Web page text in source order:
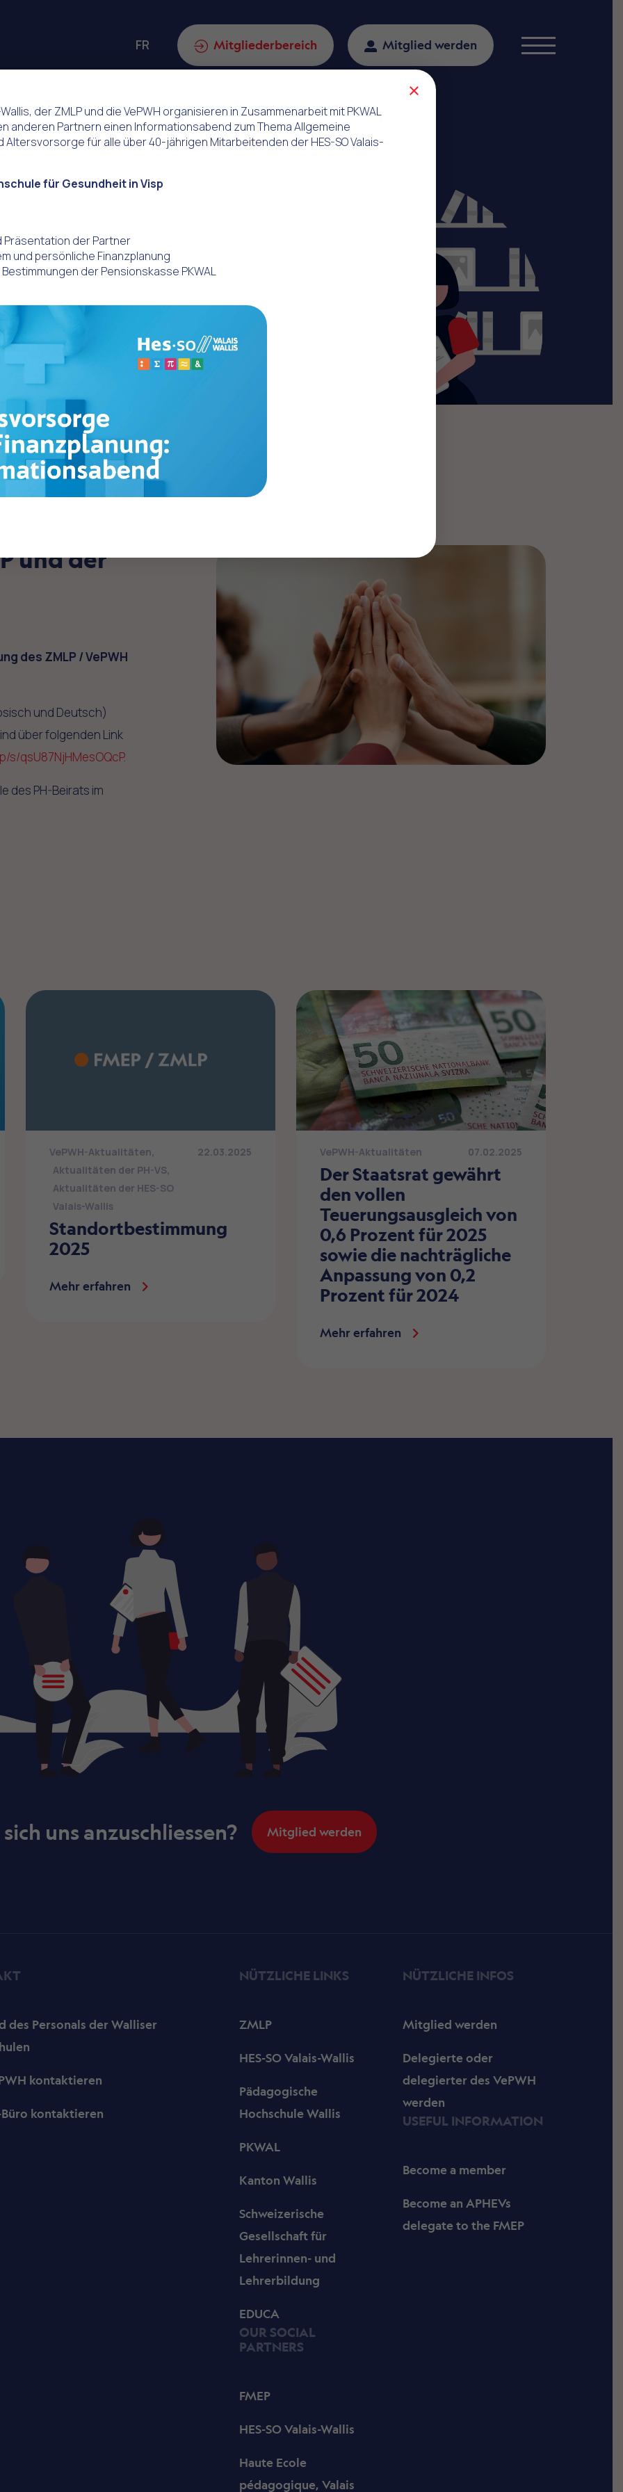
FR Mitgliederbereich Mitglied werden
Menu
ZMLP
Vorstellung des ZMLP und der VePWH
und der
des ZMLP / VePWH
und Deutsch)
über folgenden Link
qsU87NjHMesOQcP.
des PH-Beirats im
VePWH-Aktualitäten,
Aktualitäten der PH-VS,
Aktualitäten der HES-SO
Valais-Wallis
22.03.2025
Standortbestimmung
2025
Mehr erfahren
VePWH-Aktualitäten 07.02.2025
Der Staatsrat gewährt
den vollen
Teuerungsausgleich von
0,6 Prozent für 2025
sowie die nachträgliche
Anpassung von 0,2
Prozent für 2024
Mehr erfahren
uns anzuschliessen? Mitglied werden
des Personals der Walliser
kontaktieren
Büro kontaktieren
NÜTZLICHE LINKS
ZMLP
HES-SO Valais-Wallis
Pädagogische
Hochschule Wallis
PKWAL
Kanton Wallis
Schweizerische
Gesellschaft für
Lehrerinnen- und
Lehrerbildung
EDUCA
OUR SOCIAL
PARTNERS
FMEP
HES-SO Valais-Wallis
Haute Ecole
pédagogique, Valais
NÜTZLICHE INFOS
Mitglied werden
Delegierte oder
delegierter des VePWH
werden
USEFUL INFORMATION
Become a member
Become an APHEVs
delegate to the FMEP
Wallis, der ZMLP und die VePWH organisieren in Zusammenarbeit mit PKWAL
anderen Partnern einen Informationsabend zum Thema Allgemeine
Altersvorsorge für alle über 40-jährigen Mitarbeitenden der HES-SO Valais-
für Gesundheit in Visp
Präsentation der Partner
und persönliche Finanzplanung
der Pensionskasse PKWAL
×